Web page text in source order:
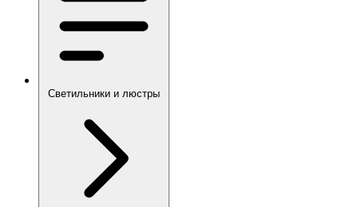
Светильники и люстры